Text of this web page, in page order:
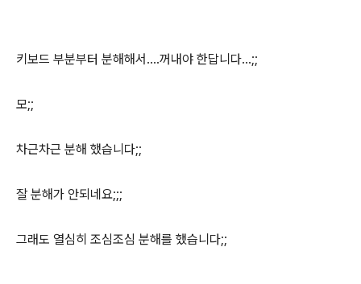
키보드 부분부터 분해해서....꺼내야 한답니다...;;
모;;
차근차근 분해 했습니다;;
잘 분해가 안되네요;;;
그래도 열심히 조심조심 분해를 했습니다;;